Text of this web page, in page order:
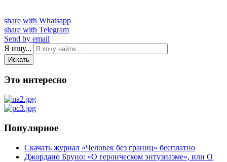
share with Whatsapp
share with Telegram
Send by email
Я ищу...
Искать
Это интересно
Популярное
Скачать журнал «Человек без границ» бесплатно
Джордано Бруно: «О героическом энтузиазме», или О